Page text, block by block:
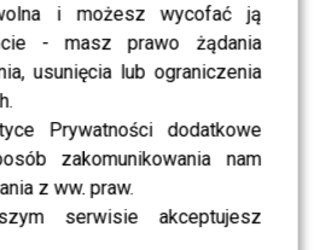
i możesz wycofać ją
- masz prawo żądania
usunięcia lub ograniczenia
Prywatności dodatkowe
zakomunikowania nam
z ww. praw.
serwisie akceptujesz
również jest zachwycona
kryształami. Celebrytka
duchową i piękne kamienienie
gustu.
pierwsze bransoletkiZozo
wykonane z kamienia. Od
się w nich i powraca do marki
przedstawił męski punkt